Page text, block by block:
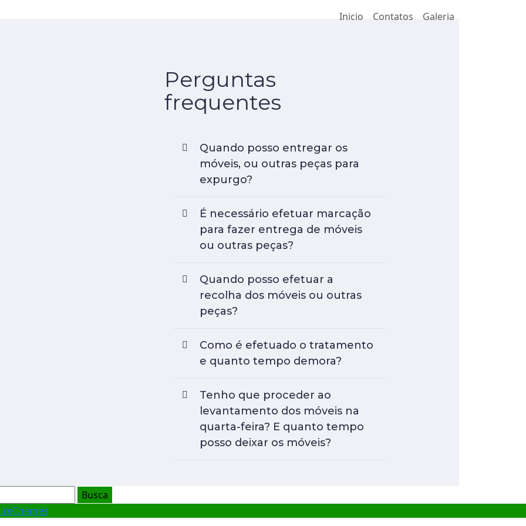
Inicio Contatos Galeria
Perguntas
frequentes
Quando posso entregar os
móveis, ou outras peças para
expurgo?
É necessário efetuar marcação
para fazer entrega de móveis
ou outras peças?
Quando posso efetuar a
recolha dos móveis ou outras
peças?
Como é efetuado o tratamento
e quanto tempo demora?
Tenho que proceder ao
levantamento dos móveis na
quarta-feira? E quanto tempo
posso deixar os móveis?